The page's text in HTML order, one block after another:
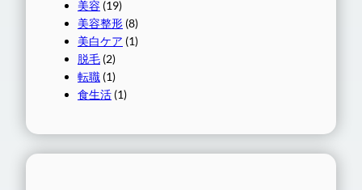
美容 (19)
美容整形 (8)
美白ケア (1)
脱毛 (2)
転職 (1)
食生活 (1)